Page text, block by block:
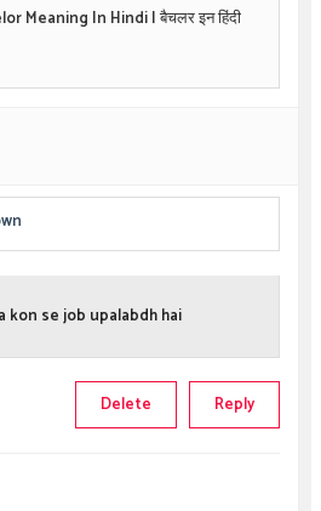
Meaning In Hindi | बैचलर इन हिंदी
kon se job upalabdh hai
Reply
Delete